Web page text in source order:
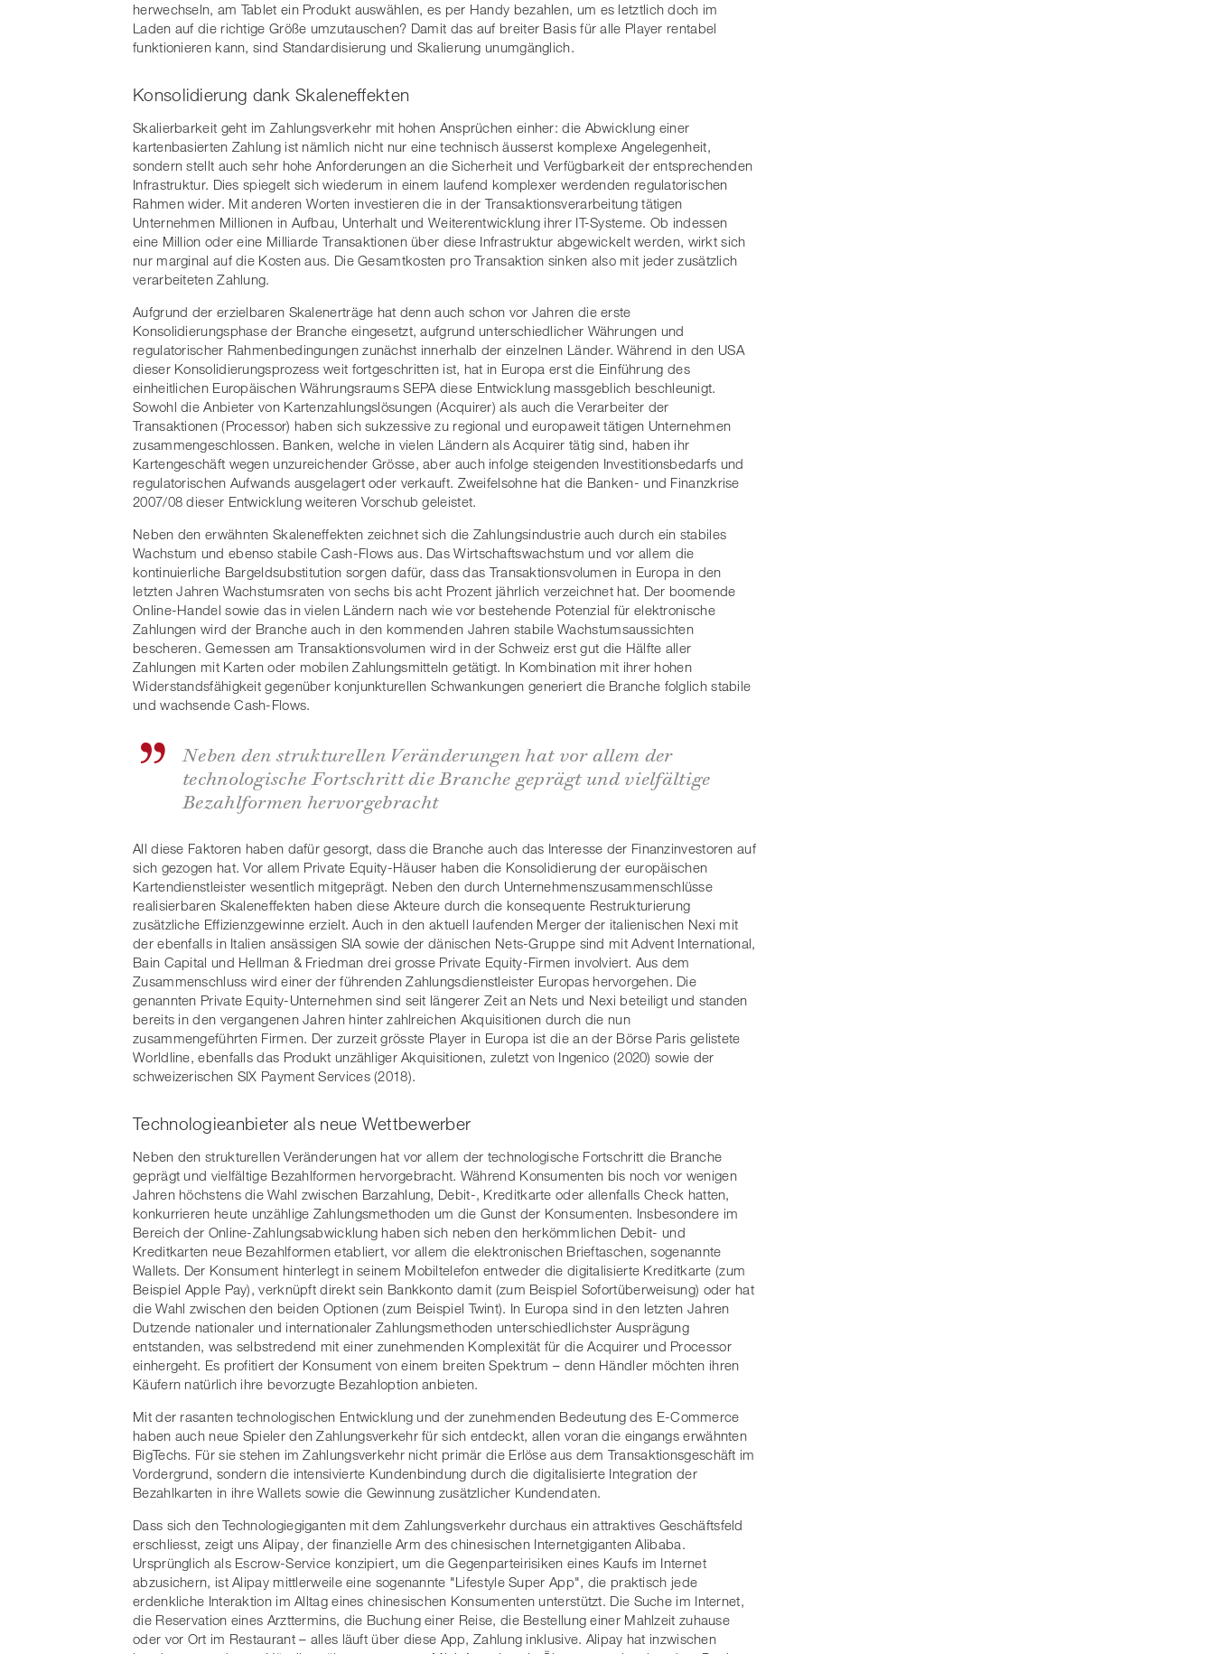
herwechseln, am Tablet ein Produkt auswählen, es per Handy bezahlen, um es letztlich doch im
Laden auf die richtige Größe umzutauschen? Damit das auf breiter Basis für alle Player rentabel
funktionieren kann, sind Standardisierung und Skalierung unumgänglich.
Konsolidierung dank Skaleneffekten
Skalierbarkeit geht im Zahlungsverkehr mit hohen Ansprüchen einher: die Abwicklung einer
kartenbasierten Zahlung ist nämlich nicht nur eine technisch äusserst komplexe Angelegenheit,
sondern stellt auch sehr hohe Anforderungen an die Sicherheit und Verfügbarkeit der entsprechenden
Infrastruktur. Dies spiegelt sich wiederum in einem laufend komplexer werdenden regulatorischen
Rahmen wider. Mit anderen Worten investieren die in der Transaktionsverarbeitung tätigen
Unternehmen Millionen in Aufbau, Unterhalt und Weiterentwicklung ihrer IT-Systeme. Ob indessen
eine Million oder eine Milliarde Transaktionen über diese Infrastruktur abgewickelt werden, wirkt sich
nur marginal auf die Kosten aus. Die Gesamtkosten pro Transaktion sinken also mit jeder zusätzlich
verarbeiteten Zahlung.
Aufgrund der erzielbaren Skalenerträge hat denn auch schon vor Jahren die erste
Konsolidierungsphase der Branche eingesetzt, aufgrund unterschiedlicher Währungen und
regulatorischer Rahmenbedingungen zunächst innerhalb der einzelnen Länder. Während in den USA
dieser Konsolidierungsprozess weit fortgeschritten ist, hat in Europa erst die Einführung des
einheitlichen Europäischen Währungsraums SEPA diese Entwicklung massgeblich beschleunigt.
Sowohl die Anbieter von Kartenzahlungslösungen (Acquirer) als auch die Verarbeiter der
Transaktionen (Processor) haben sich sukzessive zu regional und europaweit tätigen Unternehmen
zusammengeschlossen. Banken, welche in vielen Ländern als Acquirer tätig sind, haben ihr
Kartengeschäft wegen unzureichender Grösse, aber auch infolge steigenden Investitionsbedarfs und
regulatorischen Aufwands ausgelagert oder verkauft. Zweifelsohne hat die Banken- und Finanzkrise
2007/08 dieser Entwicklung weiteren Vorschub geleistet.
Neben den erwähnten Skaleneffekten zeichnet sich die Zahlungsindustrie auch durch ein stabiles
Wachstum und ebenso stabile Cash-Flows aus. Das Wirtschaftswachstum und vor allem die
kontinuierliche Bargeldsubstitution sorgen dafür, dass das Transaktionsvolumen in Europa in den
letzten Jahren Wachstumsraten von sechs bis acht Prozent jährlich verzeichnet hat. Der boomende
Online-Handel sowie das in vielen Ländern nach wie vor bestehende Potenzial für elektronische
Zahlungen wird der Branche auch in den kommenden Jahren stabile Wachstumsaussichten
bescheren. Gemessen am Transaktionsvolumen wird in der Schweiz erst gut die Hälfte aller
Zahlungen mit Karten oder mobilen Zahlungsmitteln getätigt. In Kombination mit ihrer hohen
Widerstandsfähigkeit gegenüber konjunkturellen Schwankungen generiert die Branche folglich stabile
und wachsende Cash-Flows.
Neben den strukturellen Veränderungen hat vor allem der
technologische Fortschritt die Branche geprägt und vielfältige
Bezahlformen hervorgebracht
All diese Faktoren haben dafür gesorgt, dass die Branche auch das Interesse der Finanzinvestoren auf
sich gezogen hat. Vor allem Private Equity-Häuser haben die Konsolidierung der europäischen
Kartendienstleister wesentlich mitgeprägt. Neben den durch Unternehmenszusammenschlüsse
realisierbaren Skaleneffekten haben diese Akteure durch die konsequente Restrukturierung
zusätzliche Effizienzgewinne erzielt. Auch in den aktuell laufenden Merger der italienischen Nexi mit
der ebenfalls in Italien ansässigen SIA sowie der dänischen Nets-Gruppe sind mit Advent International,
Bain Capital und Hellman & Friedman drei grosse Private Equity-Firmen involviert. Aus dem
Zusammenschluss wird einer der führenden Zahlungsdienstleister Europas hervorgehen. Die
genannten Private Equity-Unternehmen sind seit längerer Zeit an Nets und Nexi beteiligt und standen
bereits in den vergangenen Jahren hinter zahlreichen Akquisitionen durch die nun
zusammengeführten Firmen. Der zurzeit grösste Player in Europa ist die an der Börse Paris gelistete
Worldline, ebenfalls das Produkt unzähliger Akquisitionen, zuletzt von Ingenico (2020) sowie der
schweizerischen SIX Payment Services (2018).
Technologieanbieter als neue Wettbewerber
Neben den strukturellen Veränderungen hat vor allem der technologische Fortschritt die Branche
geprägt und vielfältige Bezahlformen hervorgebracht. Während Konsumenten bis noch vor wenigen
Jahren höchstens die Wahl zwischen Barzahlung, Debit-, Kreditkarte oder allenfalls Check hatten,
konkurrieren heute unzählige Zahlungsmethoden um die Gunst der Konsumenten. Insbesondere im
Bereich der Online-Zahlungsabwicklung haben sich neben den herkömmlichen Debit- und
Kreditkarten neue Bezahlformen etabliert, vor allem die elektronischen Brieftaschen, sogenannte
Wallets. Der Konsument hinterlegt in seinem Mobiltelefon entweder die digitalisierte Kreditkarte (zum
Beispiel Apple Pay), verknüpft direkt sein Bankkonto damit (zum Beispiel Sofortüberweisung) oder hat
die Wahl zwischen den beiden Optionen (zum Beispiel Twint). In Europa sind in den letzten Jahren
Dutzende nationaler und internationaler Zahlungsmethoden unterschiedlichster Ausprägung
entstanden, was selbstredend mit einer zunehmenden Komplexität für die Acquirer und Processor
einhergeht. Es profitiert der Konsument von einem breiten Spektrum – denn Händler möchten ihren
Käufern natürlich ihre bevorzugte Bezahloption anbieten.
Mit der rasanten technologischen Entwicklung und der zunehmenden Bedeutung des E-Commerce
haben auch neue Spieler den Zahlungsverkehr für sich entdeckt, allen voran die eingangs erwähnten
BigTechs. Für sie stehen im Zahlungsverkehr nicht primär die Erlöse aus dem Transaktionsgeschäft im
Vordergrund, sondern die intensivierte Kundenbindung durch die digitalisierte Integration der
Bezahlkarten in ihre Wallets sowie die Gewinnung zusätzlicher Kundendaten.
Dass sich den Technologiegiganten mit dem Zahlungsverkehr durchaus ein attraktives Geschäftsfeld
erschliesst, zeigt uns Alipay, der finanzielle Arm des chinesischen Internetgiganten Alibaba.
Ursprünglich als Escrow-Service konzipiert, um die Gegenparteirisiken eines Kaufs im Internet
abzusichern, ist Alipay mittlerweile eine sogenannte "Lifestyle Super App", die praktisch jede
erdenkliche Interaktion im Alltag eines chinesischen Konsumenten unterstützt. Die Suche im Internet,
die Reservation eines Arzttermins, die Buchung einer Reise, die Bestellung einer Mahlzeit zuhause
oder vor Ort im Restaurant – alles läuft über diese App, Zahlung inklusive. Alipay hat inzwischen